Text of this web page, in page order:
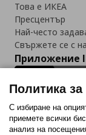
Това е ИКЕА
Пресцентър
Най-често
Свържете се с
Приложение
Последвайте
Политика
С избиране на
приемете всички
анализ на